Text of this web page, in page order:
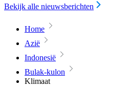
Bekijk alle nieuwsberichten
Home
Azië
Indonesië
Bulak-kulon
Klimaat